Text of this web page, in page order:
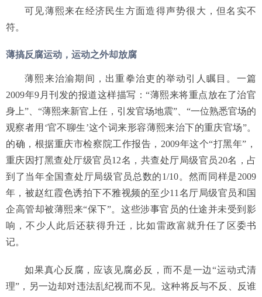
可见薄熙来在经济民生方面造得声势很大，但名实不
符。
薄搞反腐运动，运动之外却放腐
薄熙来治渝期间，出重拳治吏的举动引人瞩目。一篇
2009年9月刊发的报道这样描写：“薄熙来将重点放在了治官
身上”、“薄熙来新官上任，引发官场地震”、“一位熟悉官场的
观察者用‘官不聊生’这个词来形容薄熙来治下的重庆官场”。
的确，根据重庆市检察院工作报告，2009年这个“打黑年”，
重庆因打黑查处厅级官员12名，共查处厅局级官员20名，占
到了当年全国查处厅局级官员总数的1/10。然而同样是2009
年，被赵红霞色诱拍下不雅视频的至少11名厅局级官员和国
企高管却被薄熙来“保下”。这些涉事官员的仕途并未受到影
响，不少人此后还获得升迁，比如雷政富就升任了区委书
记。
如果真心反腐，应该见腐必反，而不是一边“运动式清
理”，另一边却对违法乱纪视而不见。这种将反与不反、反谁